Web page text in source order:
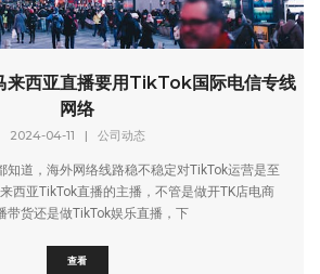
西亚直播要用TikTok国际电信专线
网络
2024-04-11 | 公司动态
知道，海外网络线路稳不稳定对TikTok运营是至
西亚TikTok直播的主播，不管是做开TK店电商
带货还是做TikTok娱乐直播，下
查看